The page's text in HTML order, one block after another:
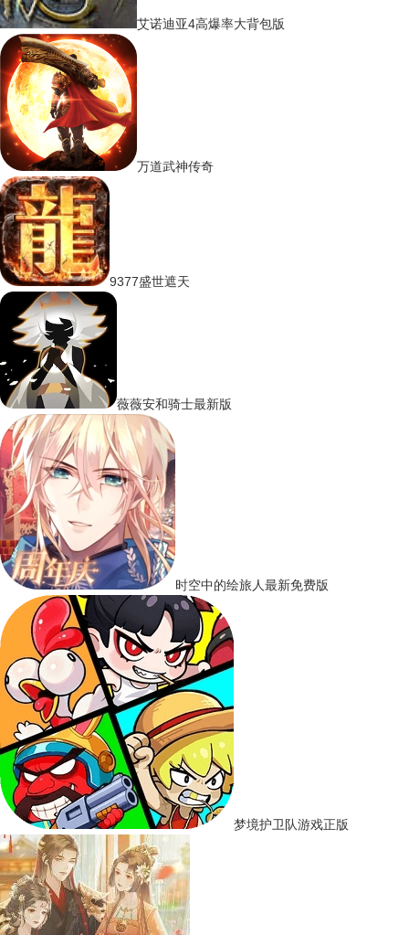
艾诺迪亚4高爆率大背包版
万道武神传奇
9377盛世遮天
薇薇安和骑士最新版
时空中的绘旅人最新免费版
梦境护卫队游戏正版